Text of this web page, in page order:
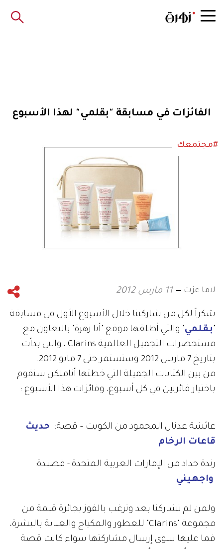
الفائزات في مسابقة "بقلمي" لهذا الأسبوع
#مجتمعك
لاما عزت 11 مارس 2012
شكراً لكل من شاركتنا خلال الأسبوع الأول في مسابقة
" بقلمي" والتي أطلقها موقع "أنا زهرة" بالتعاون مع
مستحضرات التجميل العالمية Clarins ، والتي بدأت
بتاريخ 7 مارس 2012 وستستمر حتى 7 مايو 2012.
من بين الكتابات الجميلة التي خطتها أناملكن سنقوم
باختيار فائزتين في كل أسبوع، وفائزات هذا الأسبوع :
عائشة عدنان المحمود من الكويت – قصة: حديث
قاعات الرخام
رندة حداد من الإمارات العربية المتحدة - قصيدة:
واجهيني
ولمن لم تشاركنا بعد وترغب بالفوز بجائزة قيمة من
مجموعة "Clarins" للعطور والمكياج والعناية بالبشرة،
فما عليها سوى إرسال مشاركتها سواء كانت قصة